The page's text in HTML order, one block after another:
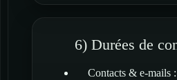
6) Durées de
Contacts & e-mails